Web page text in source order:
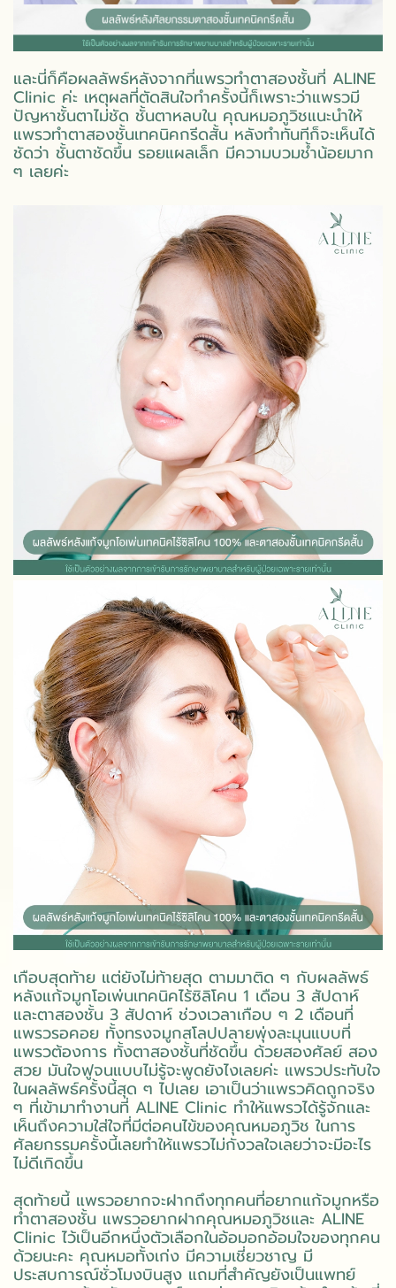
และนี่ก็คือผลลัพธ์หลังจากที่แพรวทำตาสองชั้นที่ ALINE
Clinic ค่ะ เหตุผลที่ตัดสินใจทำครั้งนี้ก็เพราะว่าแพรวมี
ปัญหาชั้นตาไม่ชัด ชั้นตาหลบใน คุณหมอภูวิชแนะนำให้
แพรวทำตาสองชั้นเทคนิคกรีดสั้น หลังทำทันทีก็จะเห็นได้
ชัดว่า ชั้นตาชัดขึ้น รอยแผลเล็ก มีความบวมช้ำน้อยมาก
ๆ เลยค่ะ
เกือบสุดท้าย แต่ยังไม่ท้ายสุด ตามมาติด ๆ กับผลลัพธ์
หลังแก้จมูกโอเพ่นเทคนิคไร้ซิลิโคน 1 เดือน 3 สัปดาห์
และตาสองชั้น 3 สัปดาห์ ช่วงเวลาเกือบ ๆ 2 เดือนที่
แพรวรอคอย ทั้งทรงจมูกสโลปปลายพุ่งละมุนแบบที่
แพรวต้องการ ทั้งตาสองชั้นที่ชัดขึ้น ด้วยสองศัลย์ สอง
สวย มันใจฟูจนแบบไม่รู้จะพูดยังไงเลยค่ะ แพรวประทับใจ
ในผลลัพธ์ครั้งนี้สุด ๆ ไปเลย เอาเป็นว่าแพรวคิดถูกจริง
ๆ ที่เข้ามาทำงานที่ ALINE Clinic ทำให้แพรวได้รู้จักและ
เห็นถึงความใส่ใจที่มีต่อคนไข้ของคุณหมอภูวิช ในการ
ศัลยกรรมครั้งนี้เลยทำให้แพรวไม่กังวลใจเลยว่าจะมีอะไร
ไม่ดีเกิดขึ้น
สุดท้ายนี้ แพรวอยากจะฝากถึงทุกคนที่อยากแก้จมูกหรือ
ทำตาสองชั้น แพรวอยากฝากคุณหมอภูวิชและ ALINE
Clinic ไว้เป็นอีกหนึ่งตัวเลือกในอ้อมอกอ้อมใจของทุกคน
ด้วยนะคะ คุณหมอทั้งเก่ง มีความเชี่ยวชาญ มี
ประสบการณ์ชั่วโมงบินสูง แถมที่สำคัญยังเป็นแพทย์